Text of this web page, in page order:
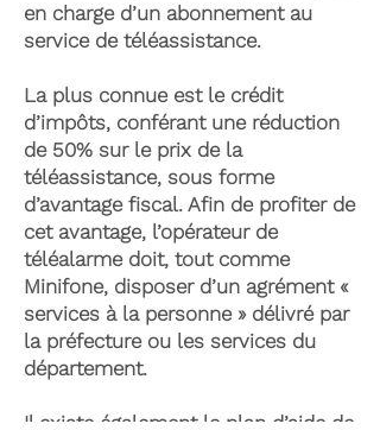
en charge d’un abonnement au
service de téléassistance.
La plus connue est le crédit
d’impôts, conférant une réduction
de 50% sur le prix de la
téléassistance, sous forme
d’avantage fiscal. Afin de profiter de
cet avantage, l’opérateur de
téléalarme doit, tout comme
Minifone, disposer d’un agrément «
services à la personne » délivré par
la préfecture ou les services du
département.
Il existe également le plan d’aide de